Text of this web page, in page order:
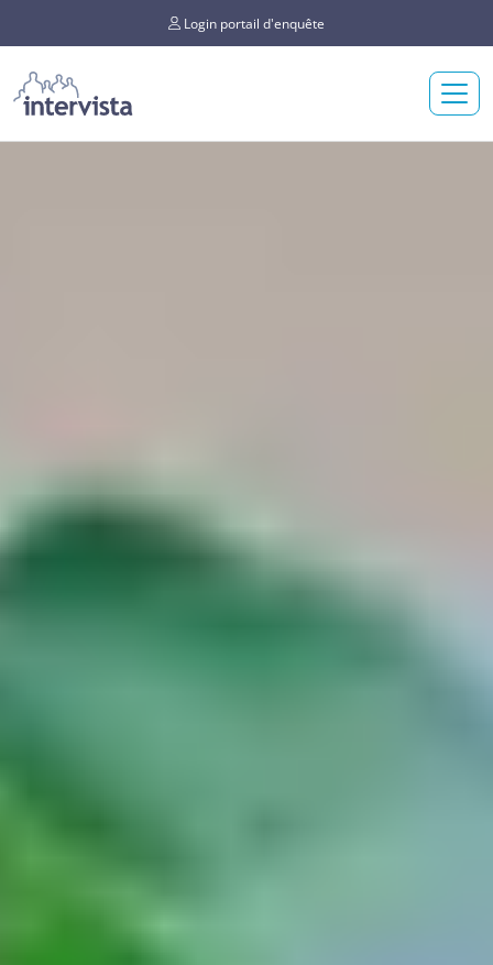
Login portail d'enquête